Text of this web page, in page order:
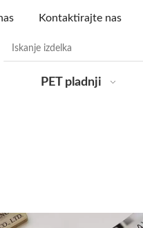
Kontaktirajte nas
PET pladnji